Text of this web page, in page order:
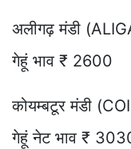
अलीगढ़ मंडी
गेहूं भाव ₹ 2600
कोयम्बटूर मंडी
गेहूं नेट भाव ₹